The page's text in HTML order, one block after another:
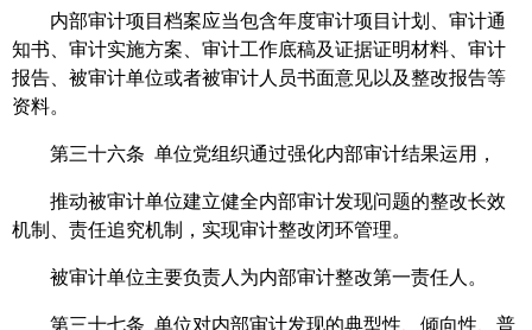
内部审计项目档案应当包含年度审计项目计划、审计通
知书、审计实施方案、审计工作底稿及证据证明材料、审计
报告、被审计单位或者被审计人员书面意见以及整改报告等
资料。
第三十六条 单位党组织通过强化内部审计结果运用，
推动被审计单位建立健全内部审计发现问题的整改长效
机制、责任追究机制，实现审计整改闭环管理。
被审计单位主要负责人为内部审计整改第一责任人。
第三十七条 单位对内部审计发现的典型性、倾向性、普